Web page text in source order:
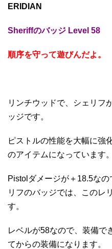
ERIDIAN
Sheriffのバッジ Level 58
順序を守って遊びんだよ。
リンチウッドで、シェリフ
ッジです。
ピストルの性能を大幅に強
のアイテムになっています。
Pistolダメージが＋18.5な
リフのバッジでは、このレ
す。
レベルが58なので、装備で
てからの装備になります。